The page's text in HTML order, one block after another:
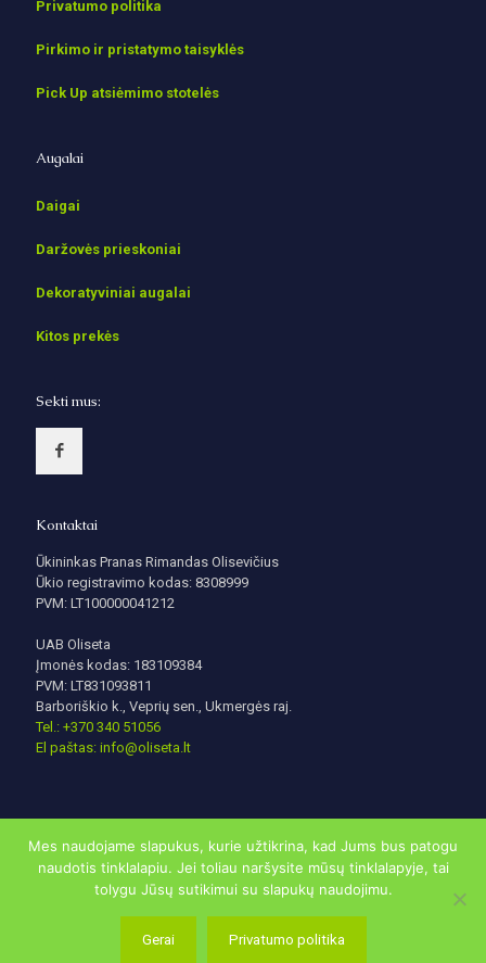
Privatumo politika
Pirkimo ir pristatymo taisyklės
Pick Up atsiėmimo stotelės
Augalai
Daigai
Daržovės prieskoniai
Dekoratyviniai augalai
Kitos prekės
Sekti mus:
Kontaktai
Ūkininkas Pranas Rimandas Olisevičius
Ūkio registravimo kodas: 8308999
PVM: LT100000041212
UAB Oliseta
Įmonės kodas: 183109384
PVM: LT831093811
Barboriškio k., Veprių sen., Ukmergės raj.
Tel.: +370 340 51056
El paštas: info@oliseta.lt
© 2020 | oliseta.lt visos teisės saugomos. Sukurta
Mes naudojame slapukus, kurie užtikrina, kad Jums bus patogu
naudotis tinklalapiu. Jei toliau naršysite mūsų tinklalapyje, tai
tolygu Jūsų sutikimui su slapukų naudojimu.
Gerai Privatumo politika